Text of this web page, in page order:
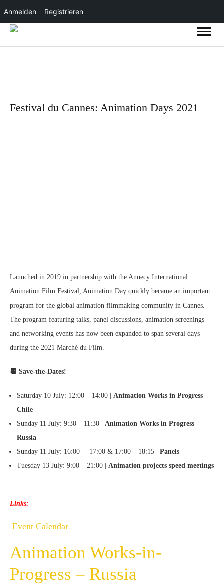
Anmelden Registrieren
Festival du Cannes: Animation Days 2021
Launched in 2019 in partnership with the Annecy International
Animation Film Festival, Animation Day quickly became an important
program for the global animation filmmaking community in Cannes.
The program featuring talks, panel discussions, animation screenings
and networking events has now been expanded to span several days
during the 2021 Marché du Film.
📆 Save-the-Dates!
Saturday 10 July: 12:00 – 14:00 | Animation Works in Progress –
Chile
Sunday 11 July: 9:30 – 11:30 | Animation Works in Progress –
Russia
Sunday 11 July: 16:00 – 17:00 & 17:00 – 18:15 | Panels
Tuesday 13 July: 9:00 – 21:00 | Animation projects speed meetings
–
Links:
Event Calendar
Animation Works-in-
Progress – Russia